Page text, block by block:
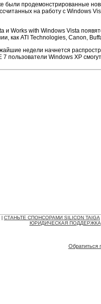
продемонстрированные
на работу с
и Works with Windows Vista
как ATI Technologies, Canon,
недели начнется
7 пользователи Windows ХР
СТАНЬТЕ СПОНСОРАМИ SILICON TAIGA
ЮРИДИЧЕСКАЯ ПОДДЕРЖКА
Обратиться